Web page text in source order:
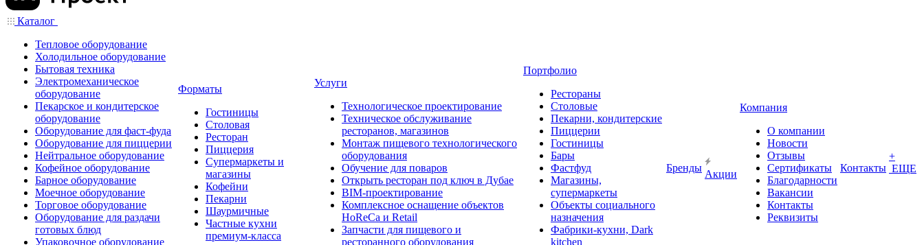
Каталог
Тепловое оборудование
Холодильное оборудование
Бытовая техника
Электромеханическое
оборудование
Пекарское и кондитерское
оборудование
Оборудование для фаст-фуда
Оборудование для пиццерии
Нейтральное оборудование
Кофейное оборудование
Барное оборудование
Моечное оборудование
Торговое оборудование
Оборудование для раздачи
готовых блюд
Упаковочное оборудование
Форматы
Гостиницы
Столовая
Ресторан
Пиццерия
Супермаркеты и
магазины
Кофейни
Пекарни
Шаурмичные
Частные кухни
премиум-класса
Услуги
Технологическое проектирование
Техническое обслуживание
ресторанов, магазинов
Монтаж пищевого технологического
оборудования
Обучение для поваров
Открыть ресторан под ключ в Дубае
BIM-проектирование
Комплексное оснащение объектов
HoReCa и Retail
Запчасти для пищевого и
ресторанного оборудования
Портфолио
Рестораны
Столовые
Пекарни, кондитерские
Пиццерии
Гостиницы
Бары
Фастфуд
Магазины,
супермаркеты
Объекты социального
назначения
Фабрики-кухни, Dark
kitchen
Бренды
Акции
Компания
О компании
Новости
Отзывы
Сертификаты
Благодарности
Вакансии
Контакты
Реквизиты
Контакты
+
ЕЩЕ